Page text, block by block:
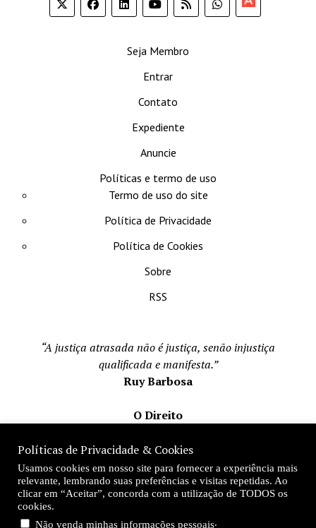
Seja Membro
Entrar
Contato
Expediente
Anuncie
Políticas e termo de uso
Termo de uso do site
Política de Privacidade
Política de Cookies
Sobre
RSS
“A justiça atrasada não é justiça, senão injustiça
qualificada e manifesta.”
Ruy Barbosa
O Direito
Mateus Matos
Fundador e Editor-Chefe
Desde 1996
Políticas de Privacidade & Cookies
Usamos cookies em nosso site para fornecer a experiência mais
relevante, lembrando suas preferências e visitas repetidas. Ao
clicar em “Aceitar”, concorda com a utilização de TODOS os
cookies.
Não venda minhas informações pessoais.